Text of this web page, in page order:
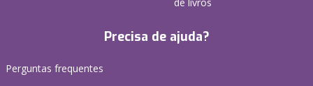
Precisa de ajuda?
Perguntas frequentes